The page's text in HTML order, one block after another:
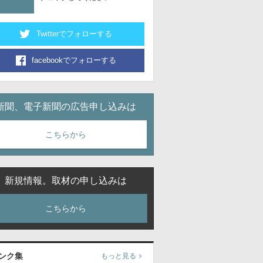
Twitterでフォローする
facebookでフォローする
聞、電子新聞の広告申し込みは
こちらから
新規情報。取材の申し込みは
こちらから
ク集 もっと見る